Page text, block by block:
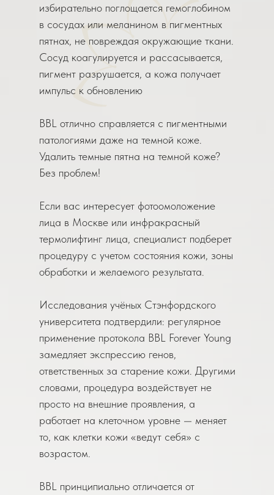
избирательно поглощается гемоглобином
в сосудах или меланином в пигментных
пятнах, не повреждая окружающие ткани.
Сосуд коагулируется и рассасывается,
пигмент разрушается, а кожа получает
импульс к обновлению
BBL отлично справляется с пигментными
патологиями даже на темной коже.
Удалить темные пятна на темной коже?
Без проблем!
Если вас интересует фотоомоложение
лица в Москве или инфракрасный
термолифтинг лица, специалист подберет
процедуру с учетом состояния кожи, зоны
обработки и желаемого результата.
Исследования учёных Стэнфордского
университета подтвердили: регулярное
применение протокола BBL Forever Young
замедляет экспрессию генов,
ответственных за старение кожи. Другими
словами, процедура воздействует не
просто на внешние проявления, а
работает на клеточном уровне — меняет
то, как клетки кожи «ведут себя» с
возрастом.
BBL принципиально отличается от